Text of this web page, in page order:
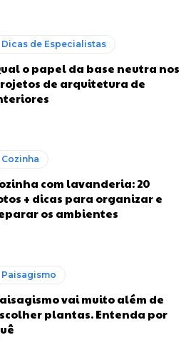
Dicas de Especialistas
o papel da base neutra nos
de arquitetura de
Cozinha
com lavanderia: 20
+ dicas para organizar e
os ambientes
Paisagismo
vai muito além de
plantas. Entenda por